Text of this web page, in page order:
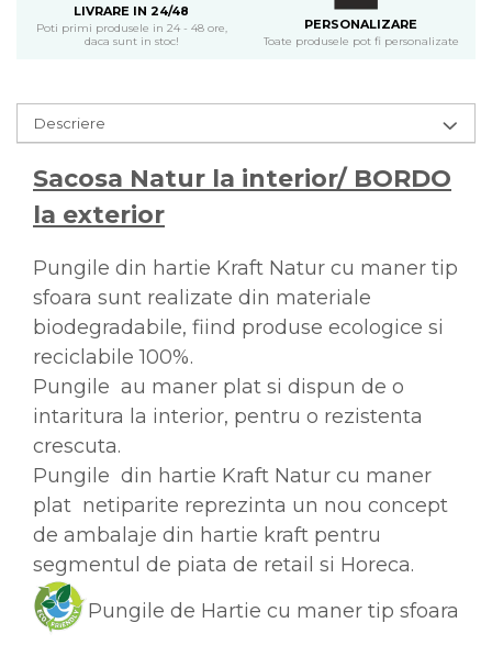
LIVRARE IN 24/48
Poti primi produsele in 24 - 48 ore,
daca sunt in stoc!
PERSONALIZARE
Toate produsele pot fi personalizate
Descriere
Sacosa Natur la interior/ BORDO
la exterior
Pungile din hartie Kraft Natur cu maner tip
sfoara sunt realizate din materiale
biodegradabile, fiind produse ecologice si
reciclabile 100%.
Pungile au maner plat si dispun de o
intaritura la interior, pentru o rezistenta
crescuta.
Pungile din hartie Kraft Natur cu maner
plat netiparite reprezinta un nou concept
de ambalaje din hartie kraft pentru
segmentul de piata de retail si Horeca.
Pungile de Hartie cu maner tip sfoara